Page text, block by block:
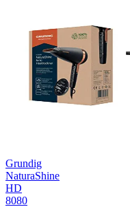
Grundig
NaturaShine
HD
8080